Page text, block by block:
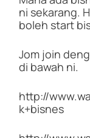
ni sekarang.
boleh start
Jom join
di bawah ni.
http://
k+bisnes